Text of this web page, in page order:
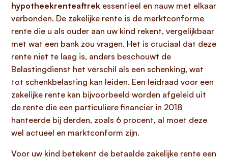
hypotheekrenteaftrek essentieel en nauw met elkaar
verbonden. De zakelijke rente is de marktconforme
rente die u als ouder aan uw kind rekent, vergelijkbaar
met wat een bank zou vragen. Het is cruciaal dat deze
rente niet te laag is, anders beschouwt de
Belastingdienst het verschil als een schenking, wat
tot schenkbelasting kan leiden. Een leidraad voor een
zakelijke rente kan bijvoorbeeld worden afgeleid uit
de rente die een particuliere financier in 2018
hanteerde bij derden, zoals 6 procent, al moet deze
wel actueel en marktconform zijn.
Voor uw kind betekent de betaalde zakelijke rente een